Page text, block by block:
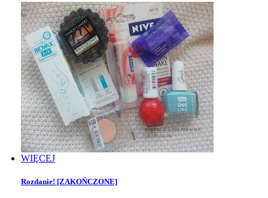
WIĘCEJ
Rozdanie! [ZAKOŃCZONE]